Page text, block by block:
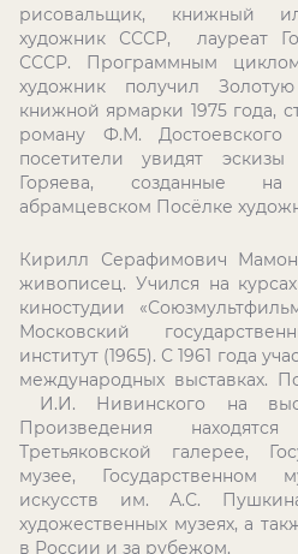
рисовальщик, книжный
художник СССР, лауреат
СССР. Программным
художник получил
книжной ярмарки 1975 года,
роману Ф.М. Достоевского
посетители увидят
Горяева, созданные на
абрамцевском Посёлке
Кирилл Серафимович
живописец. Учился на
киностудии
Московский
институт (1965). С 1961 года
международных выставках.
И.И. Нивинского на
Произведения
Третьяковской галерее,
музее, Государственном
искусств им. А.С.
художественных музеях, а
в России и за рубежом.